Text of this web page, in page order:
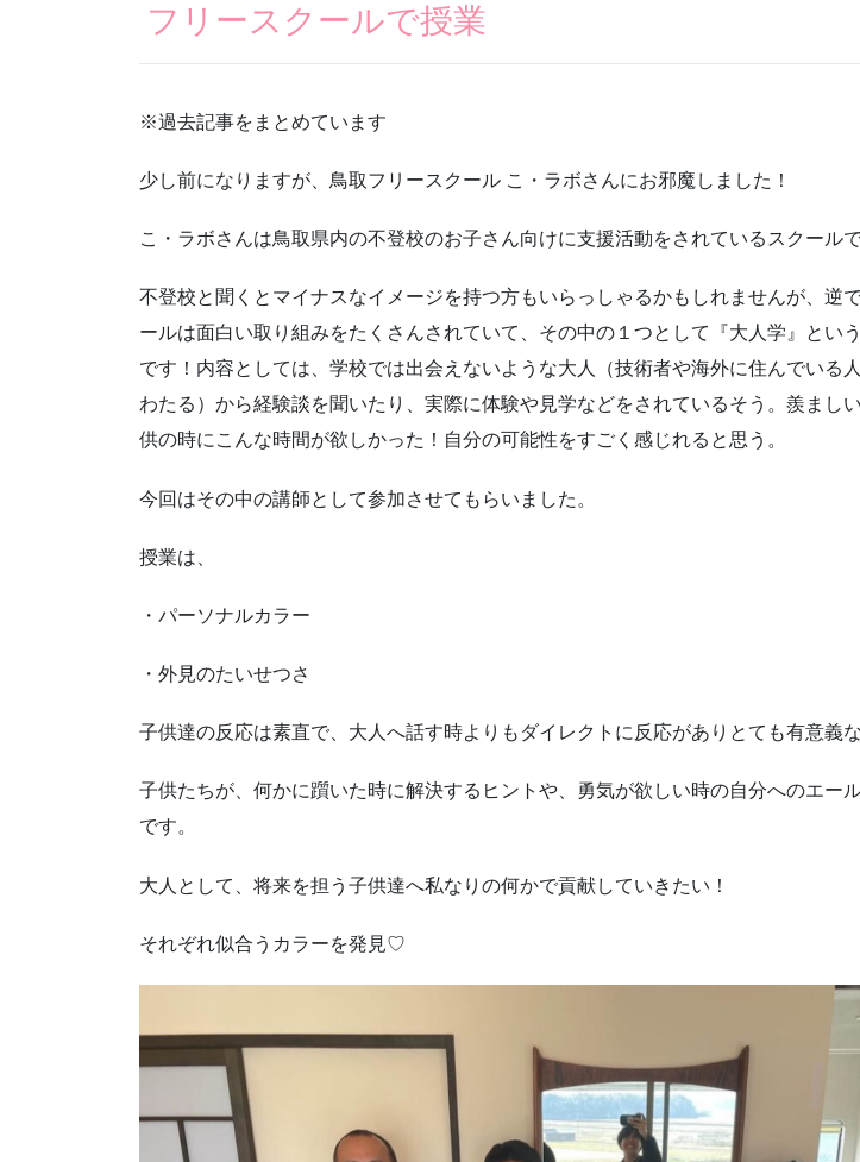
フリースクールで授業
※過去記事をまとめています
少し前になりますが、鳥取フリースクール こ・ラボさんにお邪魔しました！
こ・ラボさんは鳥取県内の不登校のお子さん向けに支援活動をされているスクールで
不登校と聞くとマイナスなイメージを持つ方もいらっしゃるかもしれませんが、逆
ールは面白い取り組みをたくさんされていて、その中の１つとして『大人学』とい
です！内容としては、学校では出会えないような大人（技術者や海外に住んでいる
わたる）から経験談を聞いたり、実際に体験や見学などをされているそう。羨ま
供の時にこんな時間が欲しかった！自分の可能性をすごく感じれると思う。
今回はその中の講師として参加させてもらいました。
授業は、
・パーソナルカラー
・外見のたいせつさ
子供達の反応は素直で、大人へ話す時よりもダイレクトに反応がありとても有意義な
子供たちが、何かに躓いた時に解決するヒントや、勇気が欲しい時の自分へのエー
です。
大人として、将来を担う子供達へ私なりの何かで貢献していきたい！
それぞれ似合うカラーを発見♡